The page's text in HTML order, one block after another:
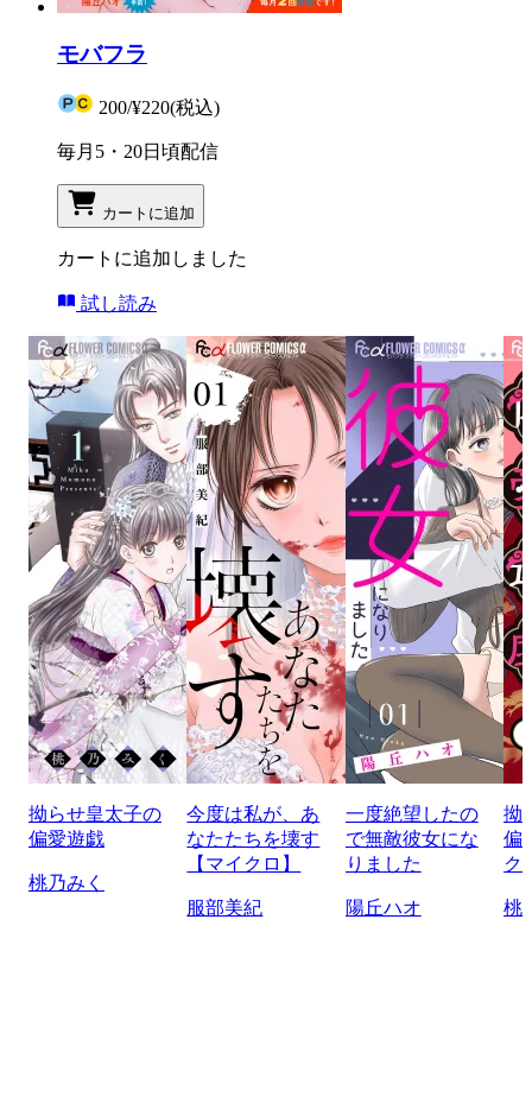
モバフラ
200/¥220(税込)
毎月5・20日頃配信
カートに追加
カートに追加しました
試し読み
拗らせ皇太子の
偏愛遊戯
桃乃みく
今度は私が、あ
なたたちを壊す
【マイクロ】
服部美紀
一度絶望したの
で無敵彼女にな
りました
陽丘ハオ
拗
偏
ク
桃